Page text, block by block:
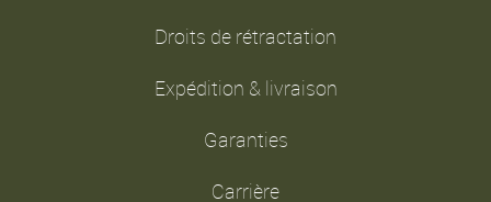
Droits de rétractation
Expédition & livraison
Garanties
Carrière